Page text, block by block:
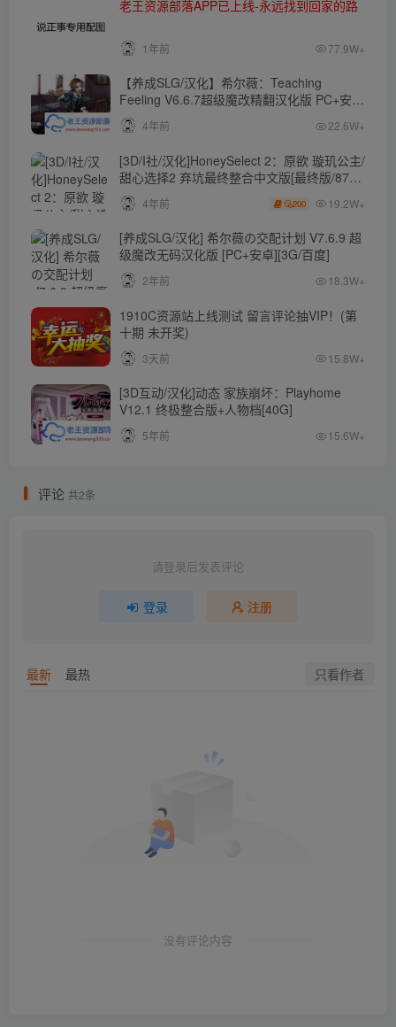
老王资源部落APP已上线-永远找到回家的路
1年前 77.9W+
【养成SLG/汉化】希尔薇：Teaching
Feeling V6.6.7超级魔改精翻汉化版 PC+安卓
【4.3G】
4年前 22.6W+
[3D/I社/汉化]HoneySelect 2：原欲 璇玑公主/
甜心选择2 弃坑最终整合中文版[最终版/87G/
秒传]
4年前 200 19.2W+
[养成SLG/汉化] 希尔薇の交配计划 V7.6.9 超
级魔改无码汉化版 [PC+安卓][3G/百度]
2年前 18.3W+
1910C资源站上线测试 留言评论抽VIP！(第
十期 未开奖)
3天前 15.8W+
[3D互动/汉化]动态 家族崩坏：Playhome
V12.1 终极整合版+人物档[40G]
5年前 15.6W+
评论 共2条
请登录后发表评论
登录 注册
最新 最热 只看作者
没有评论内容